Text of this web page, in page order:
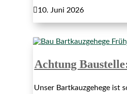
10. Juni 2026
Achtung
Unser Bartkauzgehege ist